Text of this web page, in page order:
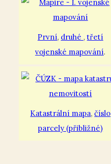
První, druhé ,třetí
vojenské mapování.
Katastrální mapa,číslo
parcely (přibližné)